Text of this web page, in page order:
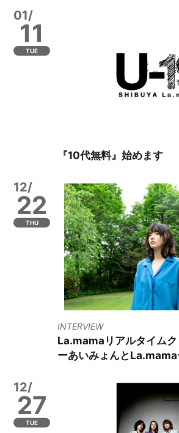
01/
11
TUE
『10代無料』始めます
12/
22
THU
INTERVIEW
La.mamaリアルタイム
ーあいみょんと
12/
27
TUE